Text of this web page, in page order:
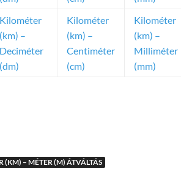
Kilométer
(km) –
Deciméter
(dm)
Kilométer
(km) –
Centiméter
(cm)
Kilométer
(km) –
Milliméter
(mm)
(KM) – MÉTER (M) ÁTVÁLTÁS